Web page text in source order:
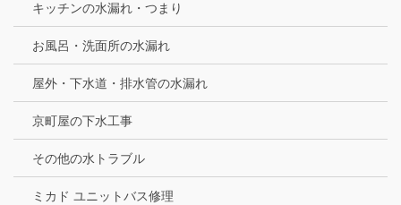
キッチンの水漏れ・つまり
お風呂・洗面所の水漏れ
屋外・下水道・排水管の水漏れ
京町屋の下水工事
その他の水トラブル
ミカド ユニットバス修理